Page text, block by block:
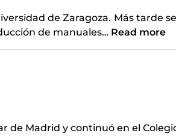
de Zaragoza. Más tarde
de manuales… Read more
de Madrid y continuó en el